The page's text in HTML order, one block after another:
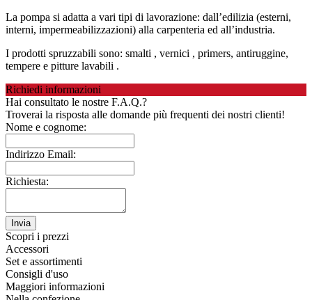
La pompa si adatta a vari tipi di lavorazione: dall’edilizia (esterni,
interni, impermeabilizzazioni) alla carpenteria ed all’industria.
I prodotti spruzzabili sono: smalti , vernici , primers, antiruggine,
tempere e pitture lavabili .
Richiedi informazioni
Hai consultato le nostre F.A.Q.?
Troverai la risposta alle domande più frequenti dei nostri clienti!
Nome e cognome:
Indirizzo Email:
Richiesta:
Invia
Scopri i prezzi
Accessori
Set e assortimenti
Consigli d'uso
Maggiori informazioni